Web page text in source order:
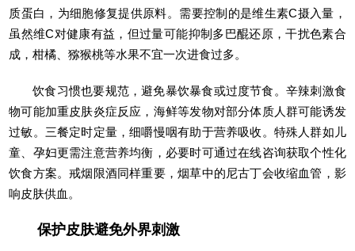
质蛋白，为细胞修复提供原料。需要控制的是维生素C摄入量，
虽然维C对健康有益，但过量可能抑制多巴醌还原，干扰色素合
成，柑橘、猕猴桃等水果不宜一次进食过多。
饮食习惯也要规范，避免暴饮暴食或过度节食。辛辣刺激食
物可能加重皮肤炎症反应，海鲜等发物对部分体质人群可能诱发
过敏。三餐定时定量，细嚼慢咽有助于营养吸收。特殊人群如儿
童、孕妇更需注意营养均衡，必要时可通过在线咨询获取个性化
饮食方案。戒烟限酒同样重要，烟草中的尼古丁会收缩血管，影
响皮肤供血。
保护皮肤避免外界刺激